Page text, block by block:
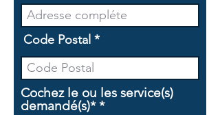
Code Postal
Cochez le ou les service(s)
demandé(s)* *O